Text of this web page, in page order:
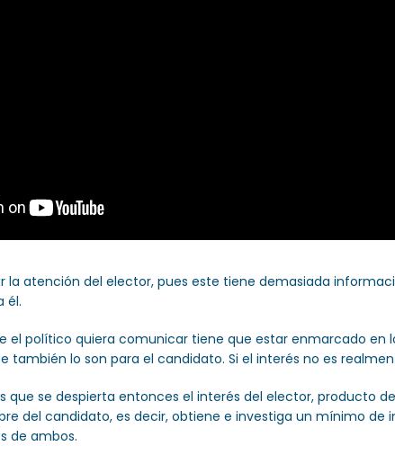
la atención del elector, pues este tiene demasiada
él.
el político quiera comunicar tiene que estar enmarcado
también lo son para el candidato. Si el interés no es
que se despierta entonces el interés del elector, producto
del candidato, es decir, obtiene e investiga un mínimo
de ambos.